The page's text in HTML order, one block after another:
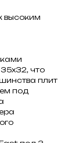
высоким
что
плит
под